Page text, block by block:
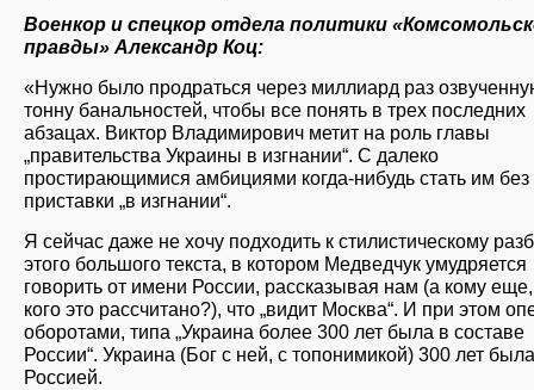
Военкор и спецкор отдела политики
правды» Александр Коц:
«Нужно было продраться через миллиард раз
тонну банальностей, чтобы все понять в трех последних
абзацах. Виктор Владимирович метит на роль главы
„правительства Украины в изгнании“. С далеко
простирающимися амбициями когда-нибудь стать им без
приставки „в изгнании“.
Я сейчас даже не хочу подходить к стилистическому
этого большого текста, в котором Медведчук умудряется
говорить от имени России, рассказывая нам (а кому
кого это рассчитано?), что „видит Москва“. И при этом
оборотами, типа „Украина более 300 лет была в составе
России“. Украина (Бог с ней, с топонимикой) 300 лет была
Россией.